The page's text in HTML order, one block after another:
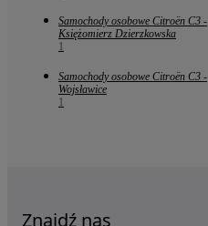
Samochody osobowe Citroën C3 -
Księżomierz Dzierzkowska
1
Samochody osobowe Citroën C3 -
Wojsławice
1
Znajdź nas